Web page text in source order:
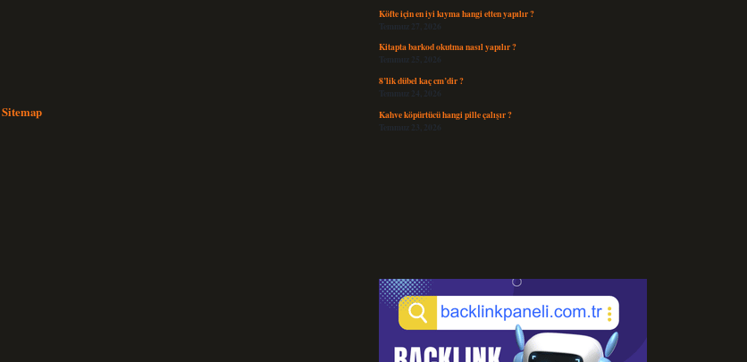
Sitemap
Köfte için en iyi kıyma hangi etten yapılır ?
Temmuz 27, 2026
Kitapta barkod okutma nasıl yapılır ?
Temmuz 25, 2026
8’lik dübel kaç cm’dir ?
Temmuz 24, 2026
Kahve köpürtücü hangi pille çalışır ?
Temmuz 23, 2026